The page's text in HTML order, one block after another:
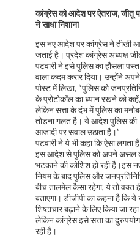
कांग्रेस को आदेश पर ऐतराज,जीतू
ने साधा निशाना
इस नए आदेश पर कांग्रेस ने तीखी
जताई है। प्रदेश कांग्रेस अध्यक्ष
पटवारी ने इसे पुलिस का हौसला
वाला कदम करार दिया। उन्होंने
पोस्ट में लिखा, “पुलिस को
के प्रोटोकॉल का ध्यान रखने को कहें,
लेकिन सत्ता के दंभ में पुलिस का
तोड़ना गलत है। ये आदेश पुलिस की
आजादी पर सवाल उठाता है।”
पटवारी ने ये भी कहा कि ऐसा लगता
इस आदेश से पुलिस को अपने असल
भटकाने की कोशिश हो रही है।इस
नियम के बाद पुलिस और
बीच तालमेल कैसा रहेगा, ये तो वक्त
बताएगा। डीजीपी का कहना है कि ये
शिष्टाचार बढ़ाने के लिए किया जा
लेकिन कांग्रेस इसे सत्ता का
रही है।